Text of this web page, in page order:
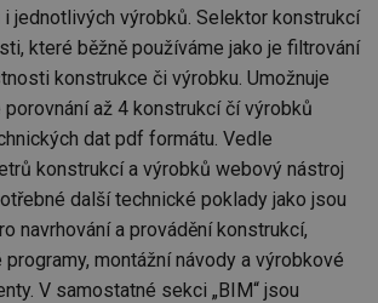
jednotlivých výrobků. Selektor konstrukcí
které běžně používáme jako je filtrování
konstrukce či výrobku. Umožnuje
až 4 konstrukcí čí výrobků
dat pdf formátu. Vedle
konstrukcí a výrobků webový nástroj
další technické poklady jako jsou
navrhování a provádění konstrukcí,
montážní návody a výrobkové
V samostatné sekci „BIM“ jsou